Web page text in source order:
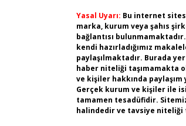
Yasal Uyarı: Bu internet
marka, kurum veya şahıs
bağlantısı
kendi hazırladığımız
paylaşılmaktadır. Burada
haber niteliği taşımamakta
ve kişiler hakkında paylaşım
Gerçek kurum ve kişiler ile
tamamen tesadüfidir.
halindedir ve tavsiye niteliği